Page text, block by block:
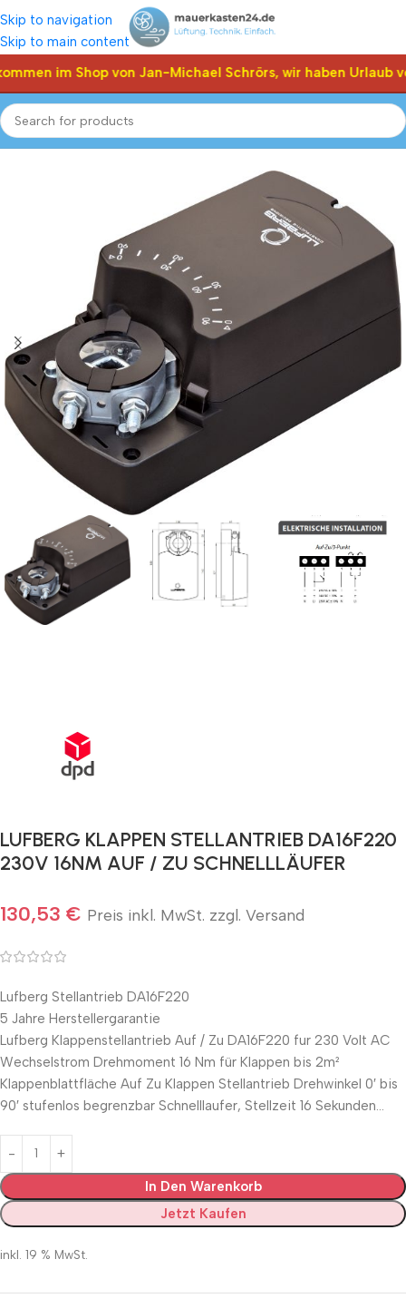
Skip to navigation
Skip to main content
im Shop von Jan-Michael Schrörs, wir haben Urlaub
Start Shop Klappen Stellantriebe, Stellmotor Lufberg
LUFBERG KLAPPEN STELLANTRIEB DA16F220
230V 16NM AUF / ZU SCHNELLLÄUFER
130,53 € Preis inkl. MwSt. zzgl. Versand
Lufberg Stellantrieb DA16F220
5 Jahre Herstellergarantie
Lufberg Klappenstellantrieb Auf / Zu DA16F220 fur 230 Volt AC
Wechselstrom Drehmoment 16 Nm für Klappen bis 2m²
Klappenblattfläche Auf Zu Klappen Stellantrieb Drehwinkel 0′ bis
90′ stufenlos begrenzbar Schnelllaufer, Stellzeit 16 Sekunden…
In Den Warenkorb
Jetzt Kaufen
inkl. 19 % MwSt.